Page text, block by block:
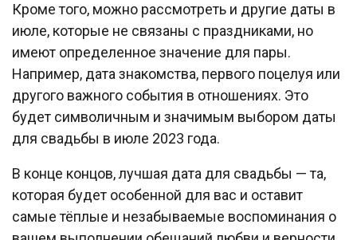
Кроме того, можно рассмотреть и другие даты в
июле, которые не связаны с праздниками, но
имеют определенное значение для пары.
Например, дата знакомства, первого поцелуя или
другого важного события в отношениях. Это
будет символичным и значимым выбором даты
для свадьбы в июле 2023 года.
В конце концов, лучшая дата для свадьбы — та,
которая будет особенной для вас и оставит
самые тёплые и незабываемые воспоминания о